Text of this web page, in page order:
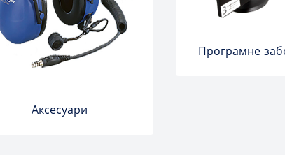
Аксесуари
Програмне